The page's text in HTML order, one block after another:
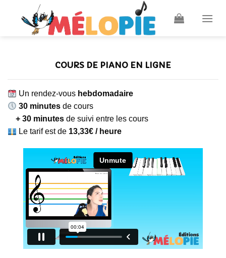
COURS DE PIANO EN LIGNE
Un rendez-vous hebdomadaire
30 minutes de cours
+ 30 minutes de suivi entre les cours
Le tarif est de 13,33€ / heure